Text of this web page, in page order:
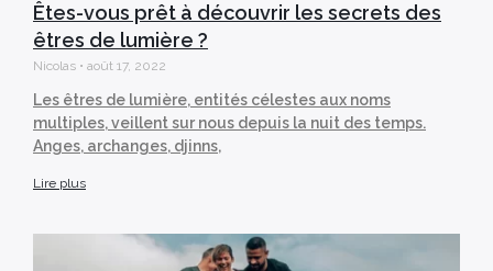
Êtes-vous prêt à découvrir les secrets des
êtres de lumière ?
Nicolas août 17, 2022
Les êtres de lumière, entités célestes aux noms
multiples, veillent sur nous depuis la nuit des temps.
Anges, archanges, djinns,
Lire plus